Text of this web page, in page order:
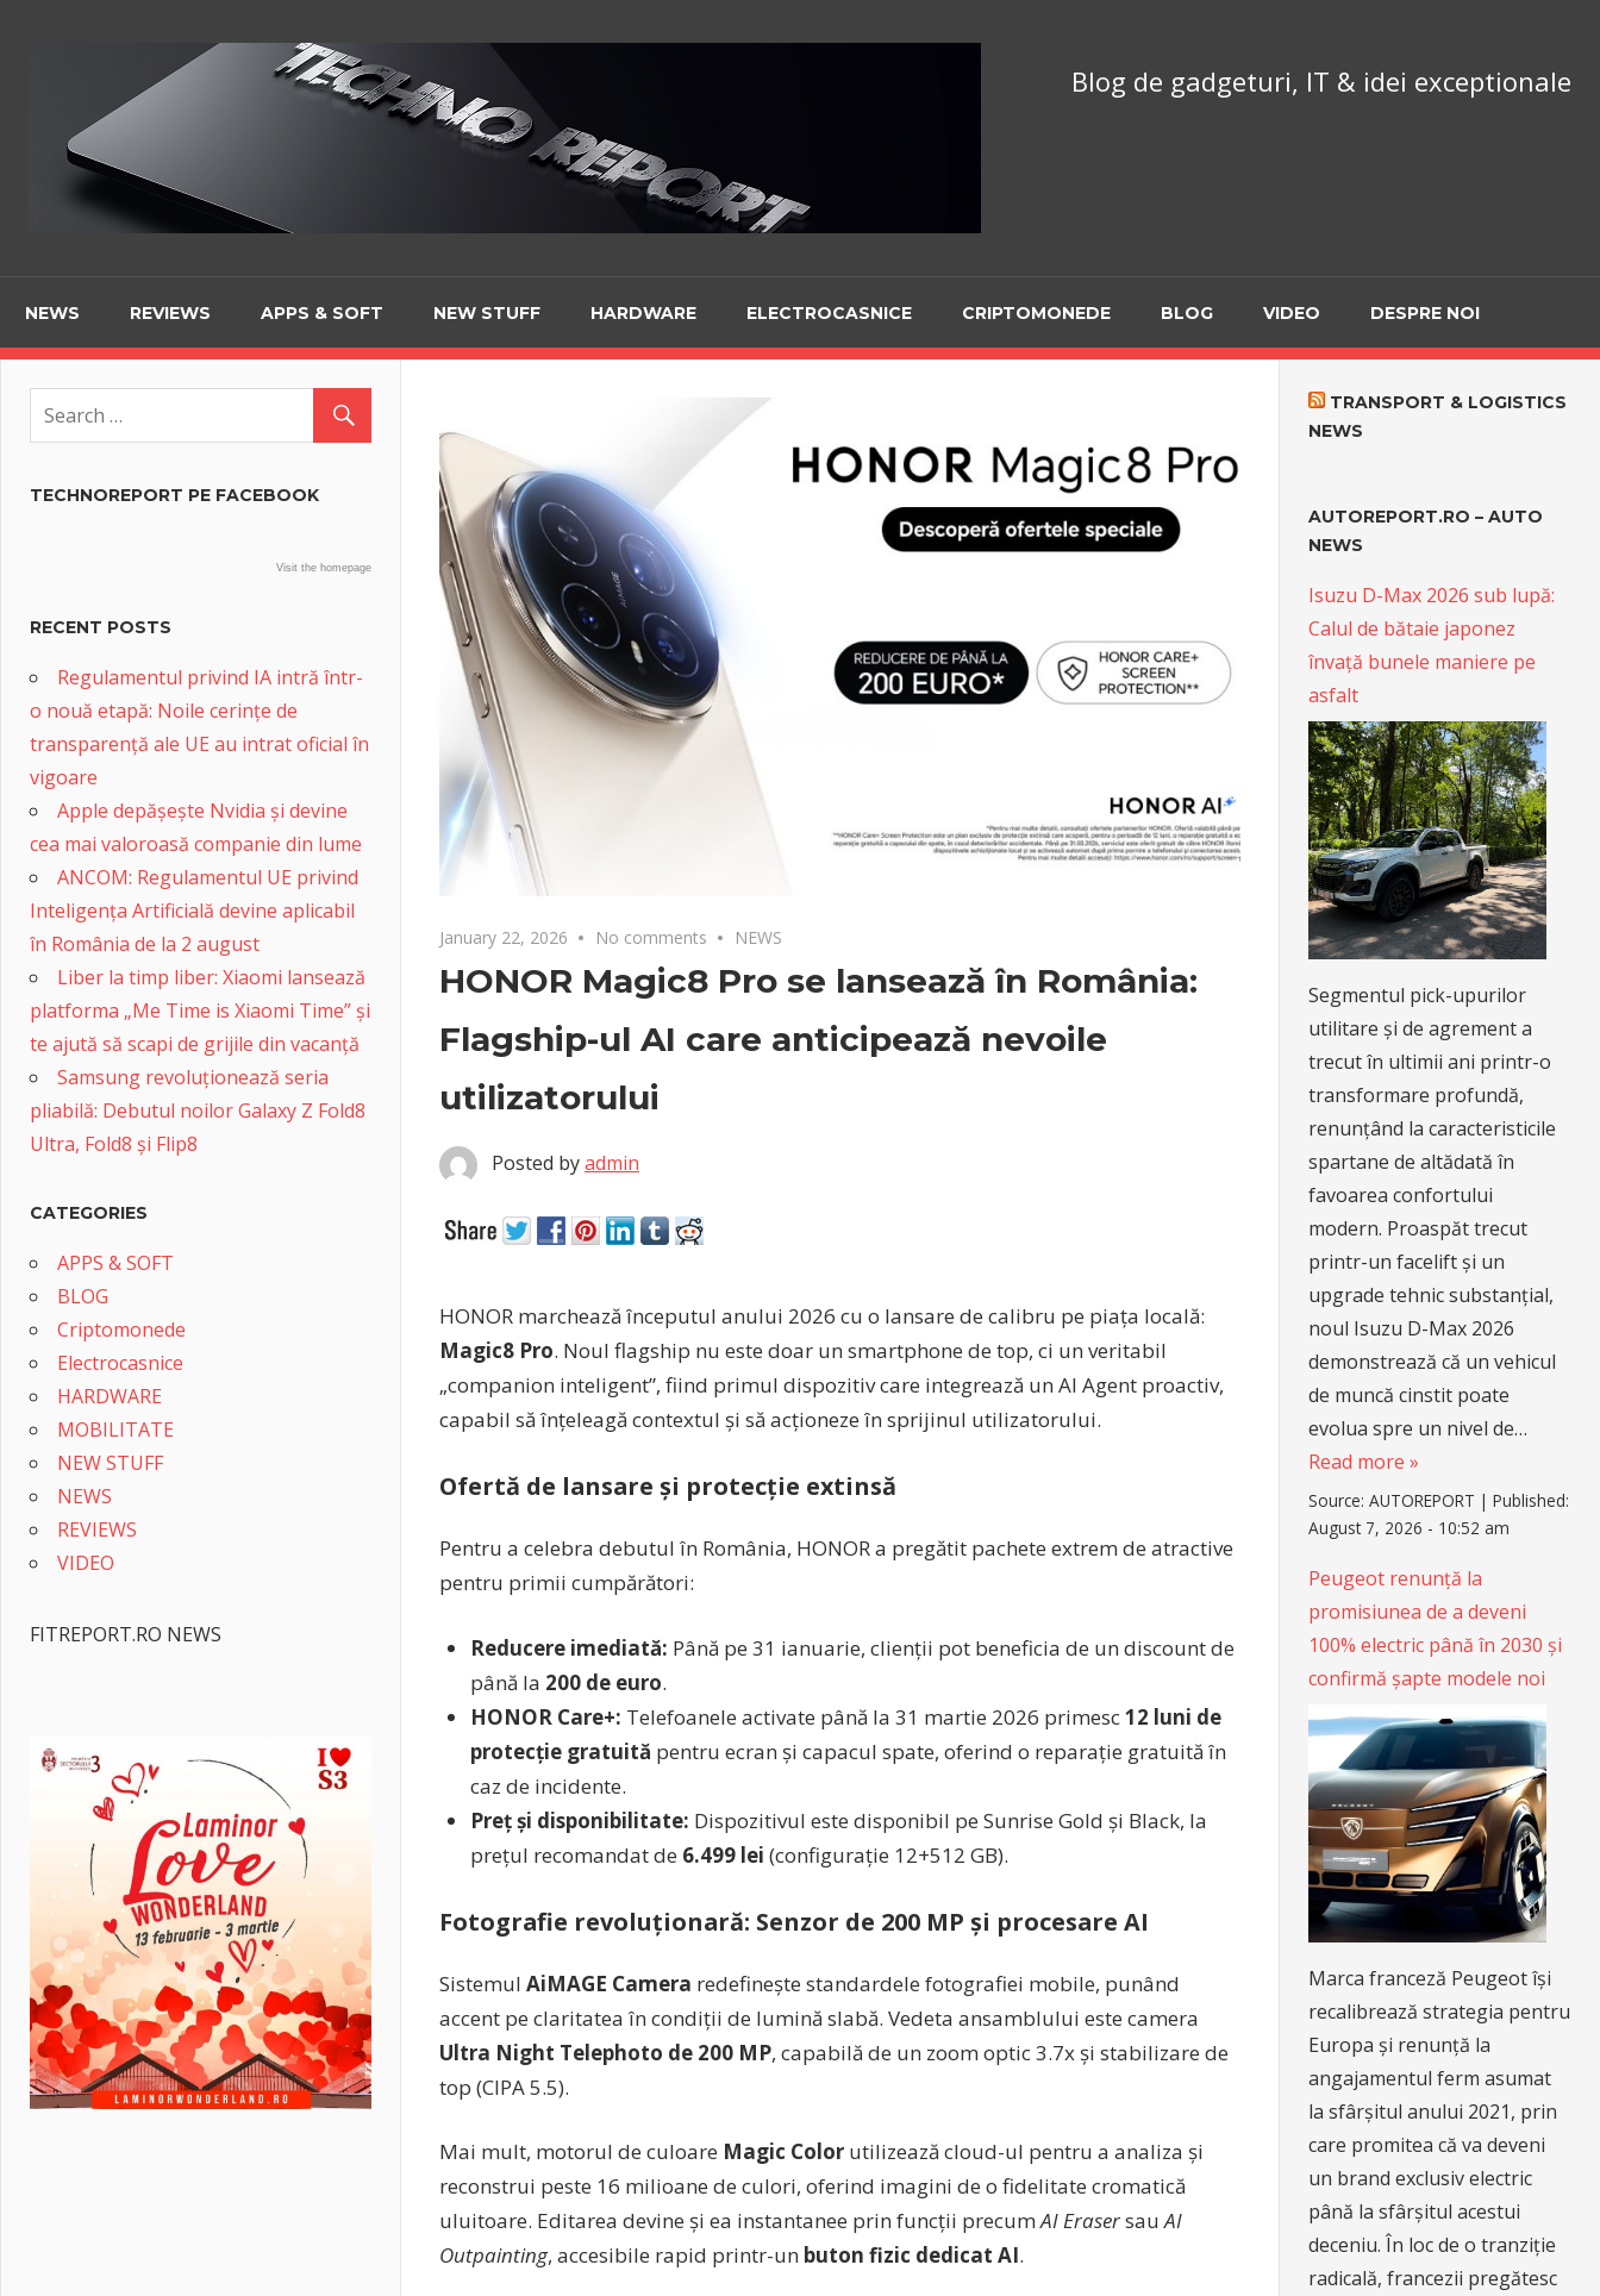
TechnoReport.ro
Blog de gadgeturi, IT & idei exceptionale
NEWS REVIEWS APPS & SOFT NEW STUFF HARDWARE ELECTROCASNICE CRIPTOMONEDE BLOG VIDEO DESPRE NOI
January 22, 2026 No comments NEWS
HONOR Magic8 Pro se lansează în România:
Flagship-ul AI care anticipează nevoile
utilizatorului
Posted byadmin
HONOR marchează începutul anului 2026 cu o lansare de calibru pe piața locală:
Magic8 Pro. Noul flagship nu este doar un smartphone de top, ci un veritabil
„companion inteligent”, fiind primul dispozitiv care integrează un AI Agent proactiv,
capabil să înțeleagă contextul și să acționeze în sprijinul utilizatorului.
Ofertă de lansare și protecție extinsă
Pentru a celebra debutul în România, HONOR a pregătit pachete extrem de atractive
pentru primii cumpărători:
Reducere imediată: Până pe 31 ianuarie, clienții pot beneficia de un discount de
până la 200 de euro.
HONOR Care+: Telefoanele activate până la 31 martie 2026 primesc12 luni de
protecție gratuită pentru ecran și capacul spate, oferind o reparație gratuită în
caz de incidente.
Preț și disponibilitate: Dispozitivul este disponibil pe Sunrise Gold și Black, la
prețul recomandat de 6.499 lei (configurație 12+512 GB).
Fotografie revoluționară: Senzor de 200 MP și procesare AI
Sistemul AiMAGE Camera redefinește standardele fotografiei mobile, punând
accent pe claritatea în condiții de lumină slabă. Vedeta ansamblului este camera
Ultra Night Telephoto de 200 MP, capabilă de un zoom optic 3.7x și stabilizare de
top (CIPA 5.5).
Mai mult, motorul de culoare Magic Color utilizează cloud-ul pentru a analiza și
reconstrui peste 16 milioane de culori, oferind imagini de o fidelitate cromatică
uluitoare. Editarea devine și ea instantanee prin funcții precumAI ErasersauAI
Outpainting, accesibile rapid printr-un buton fizic dedicat AI.
TECHNOREPORT PE FACEBOOK
Visit the homepage
RECENT POSTS
Regulamentul privind IA intră într-
o nouă etapă: Noile cerințe de
transparență ale UE au intrat oficial în
vigoare
Apple depășește Nvidia și devine
cea mai valoroasă companie din lume
ANCOM: Regulamentul UE privind
Inteligența Artificială devine aplicabil
în România de la 2 august
Liber la timp liber: Xiaomi lansează
platforma „Me Time is Xiaomi Time” și
te ajută să scapi de grijile din vacanță
Samsung revoluționează seria
pliabilă: Debutul noilor Galaxy Z Fold8
Ultra, Fold8 și Flip8
CATEGORIES
APPS & SOFT
BLOG
Criptomonede
Electrocasnice
HARDWARE
MOBILITATE
NEW STUFF
NEWS
REVIEWS
VIDEO
FITREPORT.RO NEWS
TRANSPORT & LOGISTICS
NEWS
AUTOREPORT.RO – AUTO
NEWS
Isuzu D-Max 2026 sub lupă:
Calul de bătaie japonez
învață bunele maniere pe
asfalt
Segmentul pick-upurilor
utilitare și de agrement a
trecut în ultimii ani printr-o
transformare profundă,
renunțând la caracteristicile
spartane de altădată în
favoarea confortului
modern. Proaspăt trecut
printr-un facelift și un
upgrade tehnic substanțial,
noul Isuzu D-Max 2026
demonstrează că un vehicul
de muncă cinstit poate
evolua spre un nivel de…
Read more »
Source:AUTOREPORT |Published:
August 7, 2026 - 10:52 am
Peugeot renunță la
promisiunea de a deveni
100% electric până în 2030 și
confirmă șapte modele noi
Marca franceză Peugeot își
recalibrează strategia pentru
Europa și renunță la
angajamentul ferm asumat
la sfârșitul anului 2021, prin
care promitea că va deveni
un brand exclusiv electric
până la sfârșitul acestui
deceniu. În loc de o tranziție
radicală, francezii pregătesc